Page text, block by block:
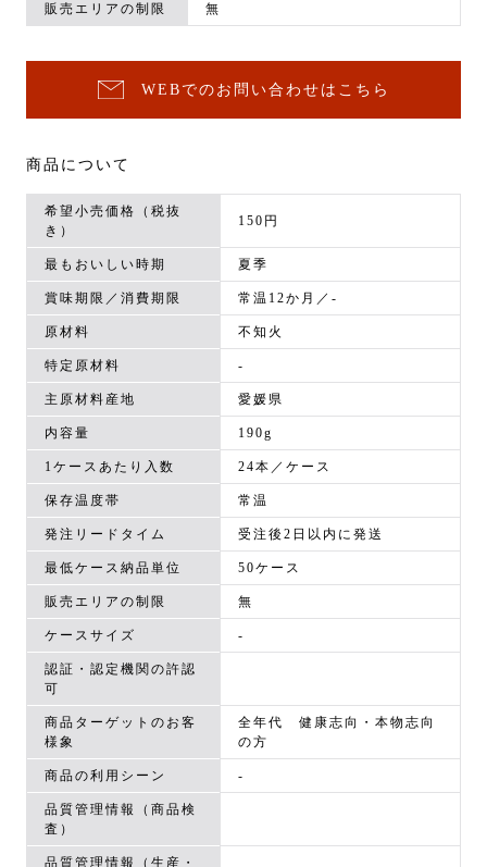
販売エリアの制限 無
WEBでのお問い合わせはこちら
商品について
希望小売価格（税抜
き）
150円
最もおいしい時期 夏季
賞味期限／消費期限 常温12か月／-
原材料 不知火
特定原材料 -
主原材料産地 愛媛県
内容量 190g
1ケースあたり入数 24本／ケース
保存温度帯 常温
発注リードタイム 受注後2日以内に発送
最低ケース納品単位 50ケース
販売エリアの制限 無
ケースサイズ -
認証・認定機関の許認
可
商品ターゲットのお客
様象
全年代 健康志向・本物志向
の方
商品の利用シーン -
品質管理情報（商品検
査）
品質管理情報（生産・